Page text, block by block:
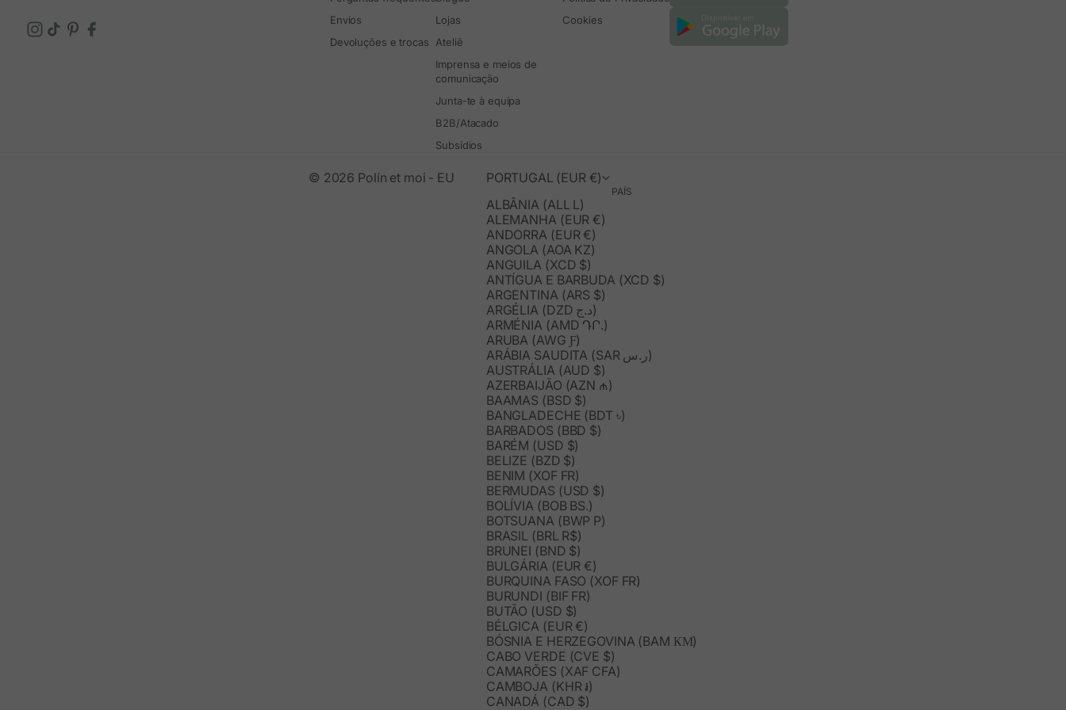
Envios
Devoluções e trocas
Lojas
Ateliê
Imprensa e meios de
comunicação
Junta-te à equipa
B2B/Atacado
Subsídios
Cookies
PORTUGAL (EUR €)
PAÍS
ALBÂNIA (ALL L)
ALEMANHA (EUR €)
ANDORRA (EUR €)
ANGOLA (AOA KZ)
ANGUILA (XCD $)
ANTÍGUA E BARBUDA (XCD $)
ARGENTINA (ARS $)
ARGÉLIA (DZD د.ج)
ARMÉNIA (AMD ԴՐ.)
ARUBA (AWG Ƒ)
ARÁBIA SAUDITA (SAR ر.س)
AUSTRÁLIA (AUD $)
AZERBAIJÃO (AZN ₼)
BAAMAS (BSD $)
BANGLADECHE (BDT ৳)
BARBADOS (BBD $)
BARÉM (USD $)
BELIZE (BZD $)
BENIM (XOF FR)
BERMUDAS (USD $)
BOLÍVIA (BOB BS.)
BOTSUANA (BWP P)
BRASIL (BRL R$)
BRUNEI (BND $)
BULGÁRIA (EUR €)
BURQUINA FASO (XOF FR)
BURUNDI (BIF FR)
BUTÃO (USD $)
BÉLGICA (EUR €)
BÓSNIA E HERZEGOVINA (BAM КМ)
CABO VERDE (CVE $)
CAMARÕES (XAF CFA)
CAMBOJA (KHR ៛)
CANADÁ (CAD $)
© 2026 Polín et moi - EU